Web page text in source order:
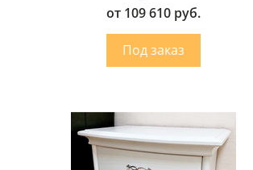
от 109 610 руб.